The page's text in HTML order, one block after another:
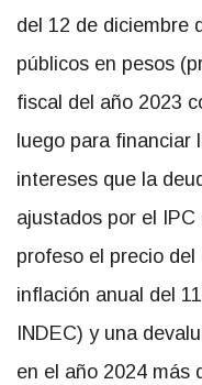
del 12 de diciembre
públicos en pesos
fiscal del año 2023
luego para financiar
intereses que la
ajustados por el
profeso el precio
inflación anual del
INDEC) y una
en el año 2024 más